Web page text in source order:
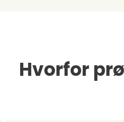
Hvorfor